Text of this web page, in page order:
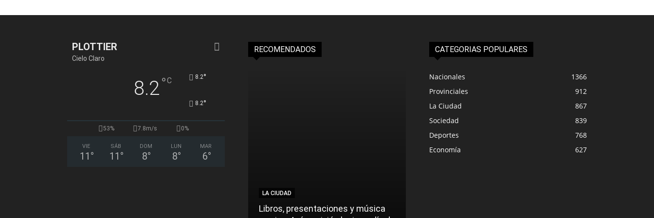
PLOTTIER
Cielo Claro
8.2°C 8.2°
8.2°
53% 7.8m/s 0%
VIE
11 °
SÁB
11 °
DOM
8°
LUN
8°
MAR
6°
RECOMENDADOS
LA CIUDAD
Libros, presentaciones y música
CATEGORIAS POPULARES
Nacionales
1366
Provinciales
912
La Ciudad
867
Sociedad
839
Deportes
768
Economía
627